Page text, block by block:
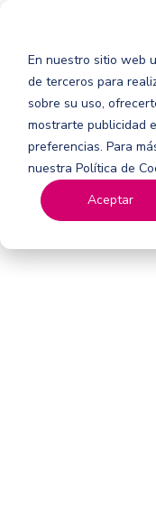
En nuestro sitio web
de terceros para
sobre su uso,
mostrarte publicidad
preferencias. Para
nuestra Política de
Aceptar